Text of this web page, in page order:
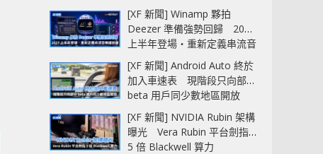
[XF 新聞] Winamp 夥拍
Deezer 準備強勢回歸 2027
上半年登場‧重新定義串流音
樂播放器
[XF 新聞] Android Auto 終於
加入車速表 現階段只向部分
beta 用戶同少數地區開放
[XF 新聞] NVIDIA Rubin 架構
曝光 Vera Rubin 平台劍指
5 倍 Blackwell 算力